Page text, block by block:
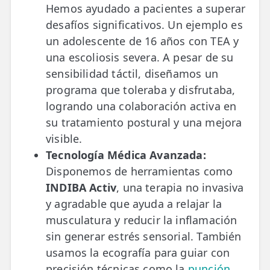
Hemos ayudado a pacientes a superar
desafíos significativos. Un ejemplo es
un adolescente de 16 años con TEA y
una escoliosis severa. A pesar de su
sensibilidad táctil, diseñamos un
programa que toleraba y disfrutaba,
logrando una colaboración activa en
su tratamiento postural y una mejora
visible.
Tecnología Médica Avanzada:
Disponemos de herramientas como
INDIBA Activ, una terapia no invasiva
y agradable que ayuda a relajar la
musculatura y reducir la inflamación
sin generar estrés sensorial. También
usamos la ecografía para guiar con